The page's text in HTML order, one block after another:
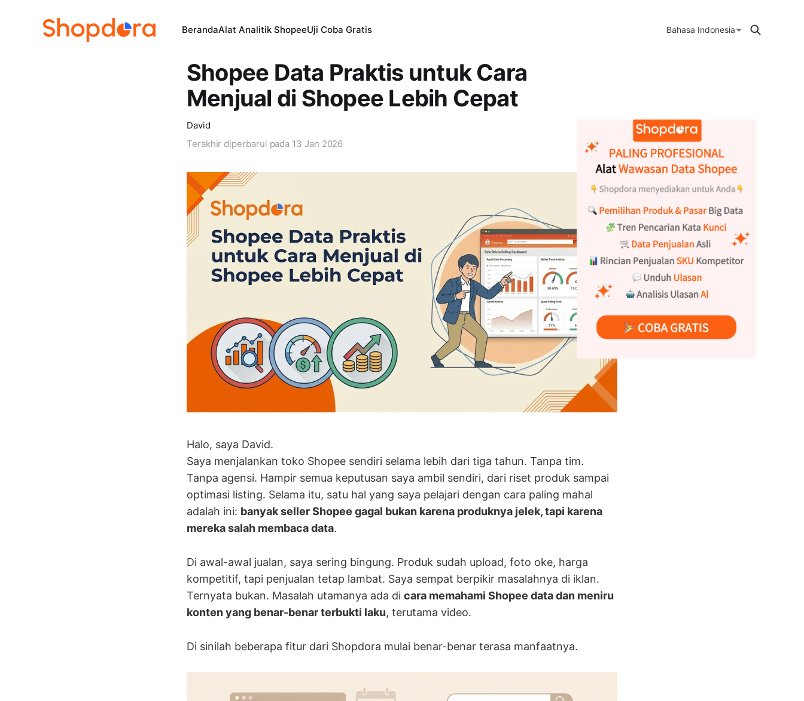
BerandaAlat Analitik ShopeeUji Coba Gratis Bahasa Indonesia
Shopee Data Praktis untuk Cara
Menjual di Shopee Lebih Cepat
David
Terakhir diperbarui pada 13 Jan 2026
Halo, saya David.
Saya menjalankan toko Shopee sendiri selama lebih dari tiga tahun. Tanpa tim.
Tanpa agensi. Hampir semua keputusan saya ambil sendiri, dari riset produk sampai
optimasi listing. Selama itu, satu hal yang saya pelajari dengan cara paling mahal
adalah ini: banyak seller Shopee gagal bukan karena produknya jelek, tapi karena
mereka salah membaca data.
Di awal-awal jualan, saya sering bingung. Produk sudah upload, foto oke, harga
kompetitif, tapi penjualan tetap lambat. Saya sempat berpikir masalahnya di iklan.
Ternyata bukan. Masalah utamanya ada di cara memahami Shopee data dan meniru
konten yang benar-benar terbukti laku, terutama video.
Di sinilah beberapa fitur dari Shopdora mulai benar-benar terasa manfaatnya.